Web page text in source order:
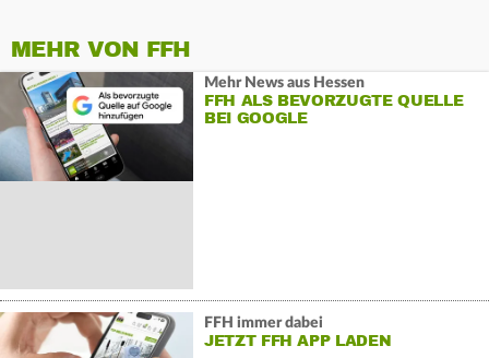
MEHR VON FFH
Mehr News aus Hessen
FFH ALS BEVORZUGTE QUELLE
BEI GOOGLE
FFH immer dabei
JETZT FFH APP LADEN